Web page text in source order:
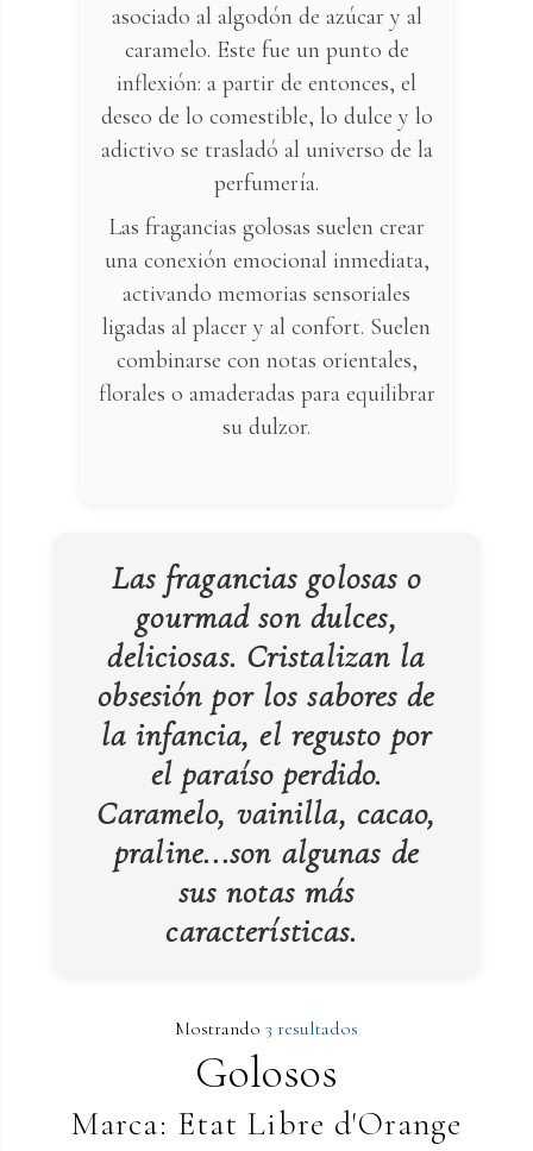
asociado al algodón de azúcar y al
caramelo. Este fue un punto de
inflexión: a partir de entonces, el
deseo de lo comestible, lo dulce y lo
adictivo se trasladó al universo de la
perfumería.
Las fragancias golosas suelen crear
una conexión emocional inmediata,
activando memorias sensoriales
ligadas al placer y al confort. Suelen
combinarse con notas orientales,
florales o amaderadas para equilibrar
su dulzor.
Las fragancias golosas o
gourmad son dulces,
deliciosas. Cristalizan la
obsesión por los sabores de
la infancia, el regusto por
el paraíso perdido.
Caramelo, vainilla, cacao,
praline...son algunas de
sus notas más
características.
Mostrando 3 resultados
Golosos
Marca: Etat Libre d'Orange